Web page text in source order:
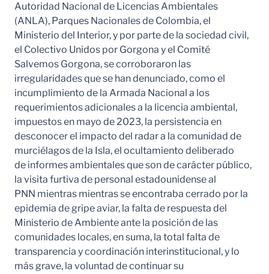
Autoridad Nacional de Licencias Ambientales
(ANLA), Parques Nacionales de Colombia, el
Ministerio del Interior, y por parte de la sociedad civil,
el Colectivo Unidos por Gorgona y el Comité
Salvemos Gorgona, se corroboraron las
irregularidades que se han denunciado, como el
incumplimiento de la Armada Nacional a los
requerimientos adicionales a la licencia ambiental,
impuestos en mayo de 2023, la persistencia en
desconocer el impacto del radar a la comunidad de
murciélagos de la Isla, el ocultamiento deliberado
de informes ambientales que son de carácter público,
la visita furtiva de personal estadounidense al
PNN mientras mientras se encontraba cerrado por la
epidemia de gripe aviar, la falta de respuesta del
Ministerio de Ambiente ante la posición de las
comunidades locales, en suma, la total falta de
transparencia y coordinación interinstitucional, y lo
más grave, la voluntad de continuar su